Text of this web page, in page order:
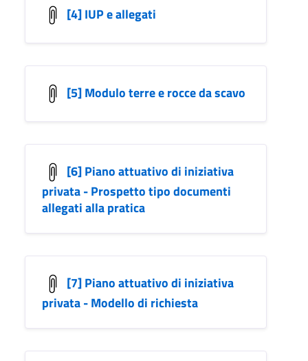
[4] IUP e allegati
[5] Modulo terre e rocce da scavo
[6] Piano attuativo di iniziativa
privata - Prospetto tipo documenti
allegati alla pratica
[7] Piano attuativo di iniziativa
privata - Modello di richiesta